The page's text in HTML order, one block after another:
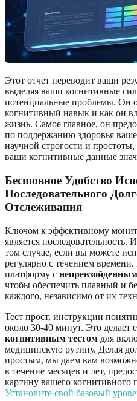
Этот отчет переводит ваши
выделяя ваши когнитивные
потенциальные проблемы. Он
когнитивный навык и как он
жизнь. Самое главное, он
по поддержанию здоровья
научной строгости и
ваши когнитивные данные
Бесшовное Удобство
Последовательного
Отслеживания
Ключом к эффективному
является последовательность.
том случае, если вы можете
регулярно с течением
платформу с
чтобы обеспечить плавный и
каждого, независимо от их
Тест прост, инструкции
около 30-40 минут. Это делает
когнитивным тестом для
медицинскую рутину. Делая
простым, мы даем вам
в течение месяцев и лет,
картину вашего когнитивного
Установите свой базовый